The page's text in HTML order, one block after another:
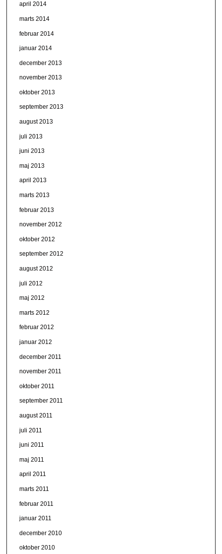
april 2014
marts 2014
februar 2014
januar 2014
december 2013
november 2013
oktober 2013
september 2013
august 2013
juli 2013
juni 2013
maj 2013
april 2013
marts 2013
februar 2013
november 2012
oktober 2012
september 2012
august 2012
juli 2012
maj 2012
marts 2012
februar 2012
januar 2012
december 2011
november 2011
oktober 2011
september 2011
august 2011
juli 2011
juni 2011
maj 2011
april 2011
marts 2011
februar 2011
januar 2011
december 2010
oktober 2010